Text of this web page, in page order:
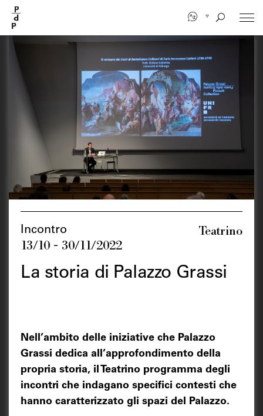
contenuto
principale
Incontro
13/10 - 30/11/2022
Teatrino
La storia di Palazzo Grassi
Nell’ambito delle iniziative che Palazzo
Grassi dedica all’approfondimento della
propria storia, il Teatrino programma degli
incontri che indagano specifici contesti che
hanno caratterizzato gli spazi del Palazzo.